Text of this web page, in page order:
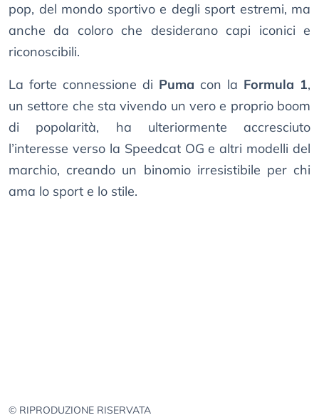
pop, del mondo sportivo e degli sport estremi, ma
anche da coloro che desiderano capi iconici e
riconoscibili.
La forte connessione di Puma con la Formula 1,
un settore che sta vivendo un vero e proprio boom
di popolarità, ha ulteriormente accresciuto
l’interesse verso la Speedcat OG e altri modelli del
marchio, creando un binomio irresistibile per chi
ama lo sport e lo stile.
© RIPRODUZIONE RISERVATA